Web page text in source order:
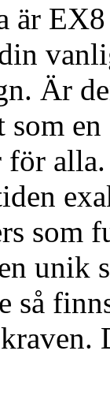
är
Är
som
för
som
unik
så